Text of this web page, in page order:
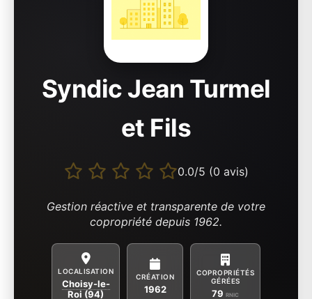
Syndic Jean Turmel
et Fils
0.0/5 (0 avis)
Gestion réactive et transparente de votre
copropriété depuis 1962.
LOCALISATION
Choisy-le-
Roi (94)
CRÉATION
1962
COPROPRIÉTÉS
GÉRÉES
79 RNIC